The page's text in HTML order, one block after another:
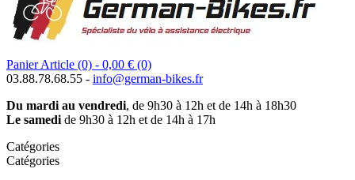
Panier Article (0) - 0,00 € (0)
03.88.78.68.55 - info@german-bikes.fr
Du mardi au vendredi, de 9h30 à 12h et de 14h à 18h30
Le samedi de 9h30 à 12h et de 14h à 17h
Catégories
Catégories